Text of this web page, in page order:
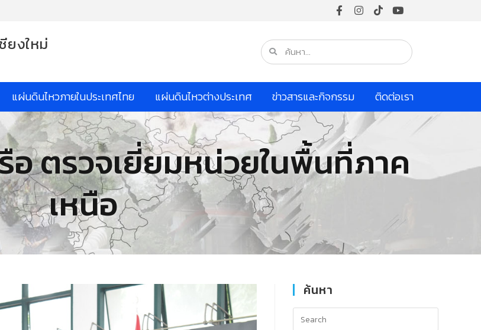
ยงใหม่
แผ่นดินไหวภายในประเทศไทย แผ่นดินไหวต่างประเทศ ข่าวสารและกิจกรรม ติดต่อเรา
ตรวจเยี่ยมหน่วยในพื้นที่ภาค
เหนือ
ค้นหา